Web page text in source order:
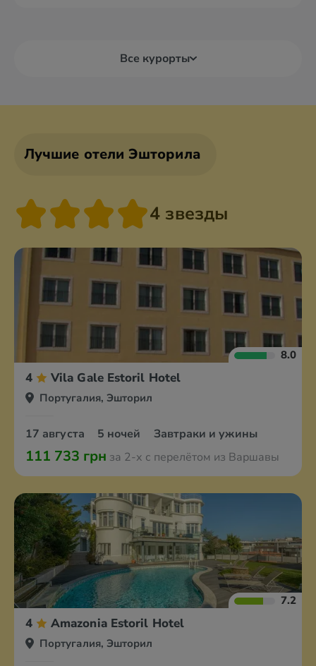
Все курорты
Лучшие отели Эшторила
4 звезды
8.0
4 Vila Gale Estoril Hotel
Португалия, Эшторил
17 августа 5 ночей Завтраки и ужины
111 733 грн за 2-х с перелётом из Варшавы
7.2
4 Amazonia Estoril Hotel
Португалия, Эшторил